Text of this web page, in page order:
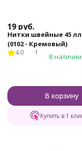
19 руб.
Нитки швейные 45 лл
(0102 - Кремовый)
4.0 1 В наличии
В корзину
Купить в 1